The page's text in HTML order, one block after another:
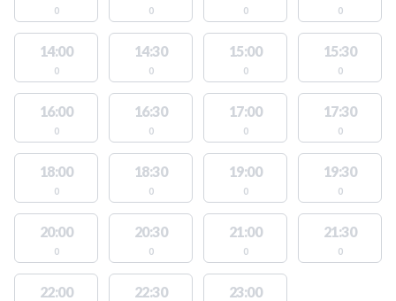
0 0 0 0
14:00
0
14:30
0
15:00
0
15:30
0
16:00
0
16:30
0
17:00
0
17:30
0
18:00
0
18:30
0
19:00
0
19:30
0
20:00
0
20:30
0
21:00
0
21:30
0
22:00 22:30 23:00